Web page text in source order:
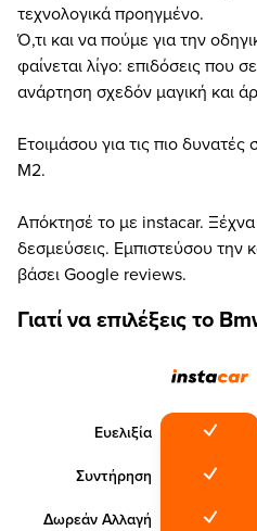
τεχνολογικά προηγμένο.
Ό,τι και να πούμε για την
φαίνεται λίγο: επιδόσεις που
ανάρτηση σχεδόν μαγική και
Ετοιμάσου για τις πιο δυνατές
M2.
Απόκτησέ το με instacar. Ξέχνα
δεσμεύσεις. Εμπιστεύσου την
βάσει Google reviews.
Γιατί να επιλέξεις το
Ευελιξία
Συντήρηση
Δωρεάν Αλλαγή